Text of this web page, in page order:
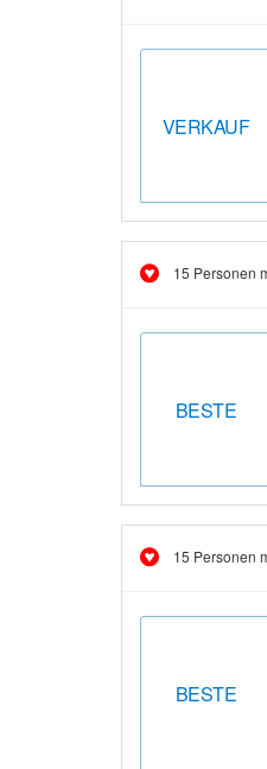
VERKAUF
15 Personen
BESTE
15 Personen
BESTE